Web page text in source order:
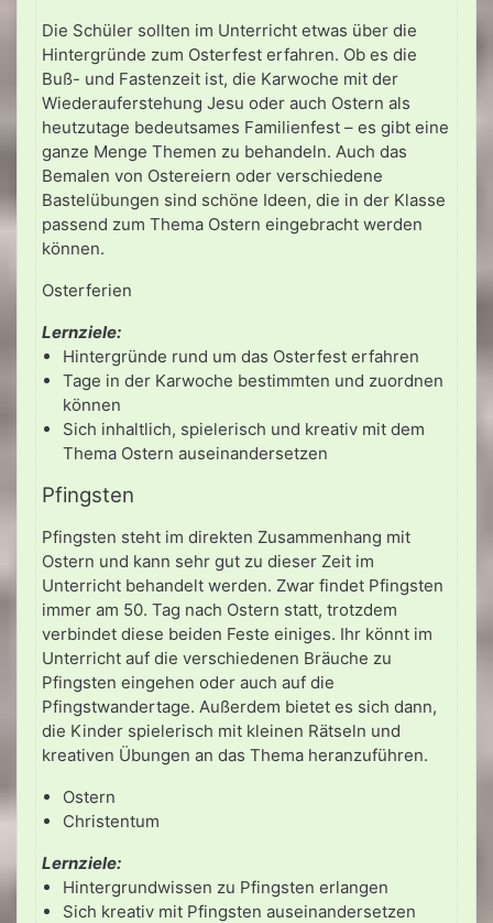
Die Schüler sollten im Unterricht etwas über die
Hintergründe zum Osterfest erfahren. Ob es die
Buß- und Fastenzeit ist, die Karwoche mit der
Wiederauferstehung Jesu oder auch Ostern als
heutzutage bedeutsames Familienfest – es gibt eine
ganze Menge Themen zu behandeln. Auch das
Bemalen von Ostereiern oder verschiedene
Bastelübungen sind schöne Ideen, die in der Klasse
passend zum Thema Ostern eingebracht werden
können.
Osterferien
Lernziele:
Hintergründe rund um das Osterfest erfahren
Tage in der Karwoche bestimmten und zuordnen
können
Sich inhaltlich, spielerisch und kreativ mit dem
Thema Ostern auseinandersetzen
Pfingsten
Pfingsten steht im direkten Zusammenhang mit
Ostern und kann sehr gut zu dieser Zeit im
Unterricht behandelt werden. Zwar findet Pfingsten
immer am 50. Tag nach Ostern statt, trotzdem
verbindet diese beiden Feste einiges. Ihr könnt im
Unterricht auf die verschiedenen Bräuche zu
Pfingsten eingehen oder auch auf die
Pfingstwandertage. Außerdem bietet es sich dann,
die Kinder spielerisch mit kleinen Rätseln und
kreativen Übungen an das Thema heranzuführen.
Ostern
Christentum
Lernziele:
Hintergrundwissen zu Pfingsten erlangen
Sich kreativ mit Pfingsten auseinandersetzen